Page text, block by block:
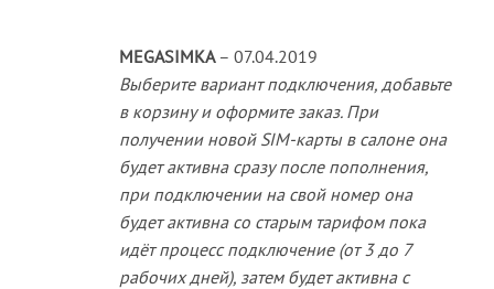
MEGASIMKA – 07.04.2019
Выберите вариант подключения, добавьте
в корзину и оформите заказ. При
получении новой SIM-карты в салоне она
будет активна сразу после пополнения,
при подключении на свой номер она
будет активна со старым тарифом пока
идёт процесс подключение (от 3 до 7
рабочих дней), затем будет активна с